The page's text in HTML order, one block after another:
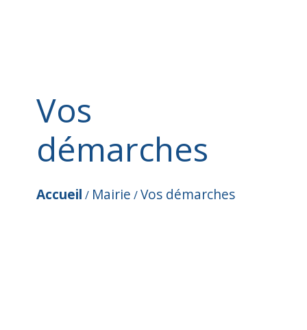
Vos
démarches
Accueil / Mairie /Vos démarches